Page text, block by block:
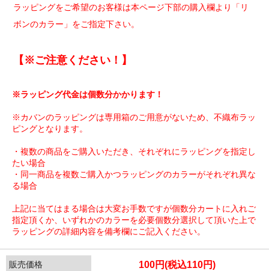
ラッピングをご希望のお客様は本ページ下部の購入欄より「リ
ボンのカラー」をご指定下さい。
【※ご注意ください！】
※ラッピング代金は個数分かかります！
※カバンのラッピングは専用箱のご用意がないため、不織布ラッ
ピングとなります。
・複数の商品をご購入いただき、それぞれにラッピングを指定し
たい場合
・同一商品を複数ご購入かつラッピングのカラーがそれぞれ異な
る場合
上記に当てはまる場合は大変お手数ですが個数分カートに入れご
指定頂くか、いずれかのカラーを必要個数分選択して頂いた上で
ラッピングの詳細内容を備考欄にご記入ください。
販売価格 100円(税込110円)